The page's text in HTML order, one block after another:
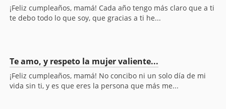
¡Feliz cumpleaños, mamá! Cada año tengo más claro que a ti
te debo todo lo que soy, que gracias a ti he...
Te amo, y respeto la mujer valiente...
¡Feliz cumpleaños, mamá! No concibo ni un solo día de mi
vida sin ti, y es que eres la persona que más me...